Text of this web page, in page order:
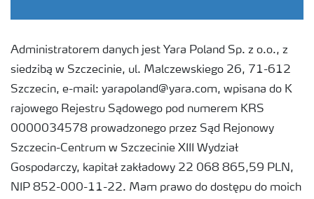
Administratorem danych jest Yara Poland Sp. z o.o., z
siedzibą w Szczecinie, ul. Malczewskiego 26, 71-612
Szczecin, e-mail: yarapoland@yara.com, wpisana do K
rajowego Rejestru Sądowego pod numerem KRS
0000034578 prowadzonego przez Sąd Rejonowy
Szczecin-Centrum w Szczecinie XIII Wydział
Gospodarczy, kapitał zakładowy 22 068 865,59 PLN,
NIP 852-000-11-22. Mam prawo do dostępu do moich